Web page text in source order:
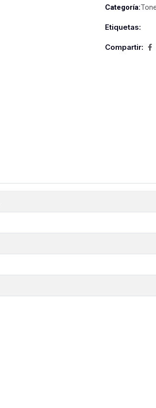
Categoría:
Etiquetas:
Compartir: